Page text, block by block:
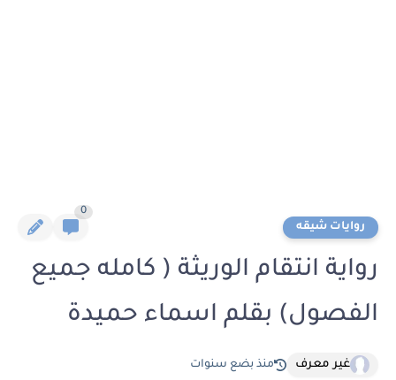
روايات شيقه
0
رواية انتقام الوريثة ( كامله جميع
الفصول) بقلم اسماء حميدة
غير معرف منذ بضع سنوات